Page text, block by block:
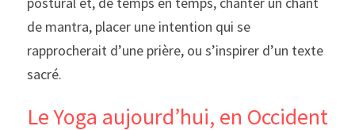
de mantra, placer une intention qui se
rapprocherait d’une prière, ou s’inspirer d’un texte
sacré.
Le Yoga aujourd’hui, en Occident